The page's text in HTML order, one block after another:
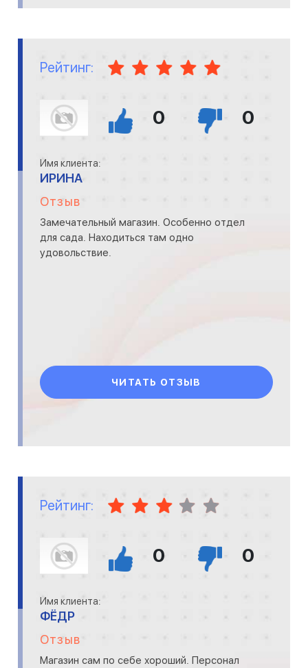
Рейтинг:
0 0
Имя клиента:
ИРИНА
Отзыв
Замечательный магазин. Особенно отдел
для сада. Находиться там одно
удовольствие.
ЧИТАТЬ ОТЗЫВ
Рейтинг:
0 0
Имя клиента:
ФЁДР
Отзыв
Магазин сам по себе хороший. Персонал